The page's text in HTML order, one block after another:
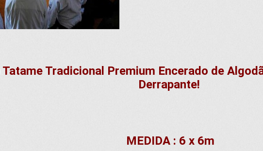
Tatame Tradicional Premium Encerado de
Derrapante!
MEDIDA : 6 x 6m